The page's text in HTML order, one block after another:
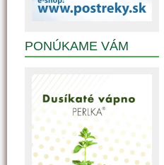
PONÚKAME VÁM